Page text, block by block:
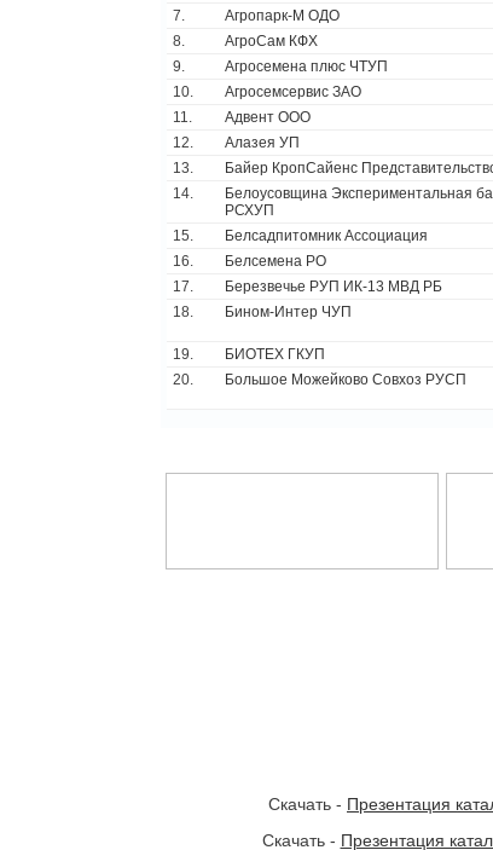
7.
Агропарк-М ОДО
8.
АгроСам КФХ
9.
Агросемена плюс ЧТУП
10.
Агросемсервис ЗАО
11.
Адвент ООО
12.
Алазея УП
13.
Байер КропСайенс
14.
Белоусовщина Экспериментальная
РСХУП
15. Белсадпитомник Ассоциация
16.
Белсемена РО
17.
Березвечье РУП ИК-13 МВД РБ
18.
Бином-Интер ЧУП
19. БИОТЕХ ГКУП
20.
Большое Можейково Совхоз РУСП
Скачать - Презентация
Скачать - Презентация